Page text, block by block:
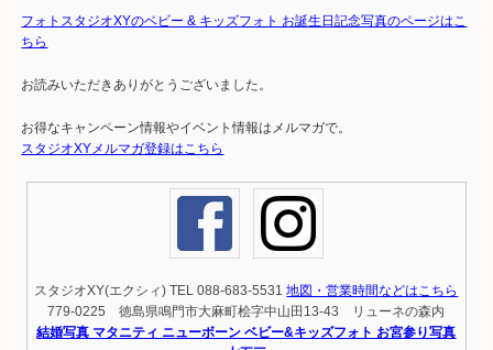
フォトスタジオXYのベビー & キッズフォト お誕生日記念写真のページはこ
ちら
お読みいただきありがとうございました。
お得なキャンペーン情報やイベント情報はメルマガで。
スタジオXYメルマガ登録はこちら
スタジオXY(エクシィ) TEL 088-683-5531地図・営業時間などはこちら
779-0225 徳島県鳴門市大麻町桧字中山田13-43 リューネの森内
結婚写真 マタニティ ニューボーン ベビー&キッズフォト お宮参り写真